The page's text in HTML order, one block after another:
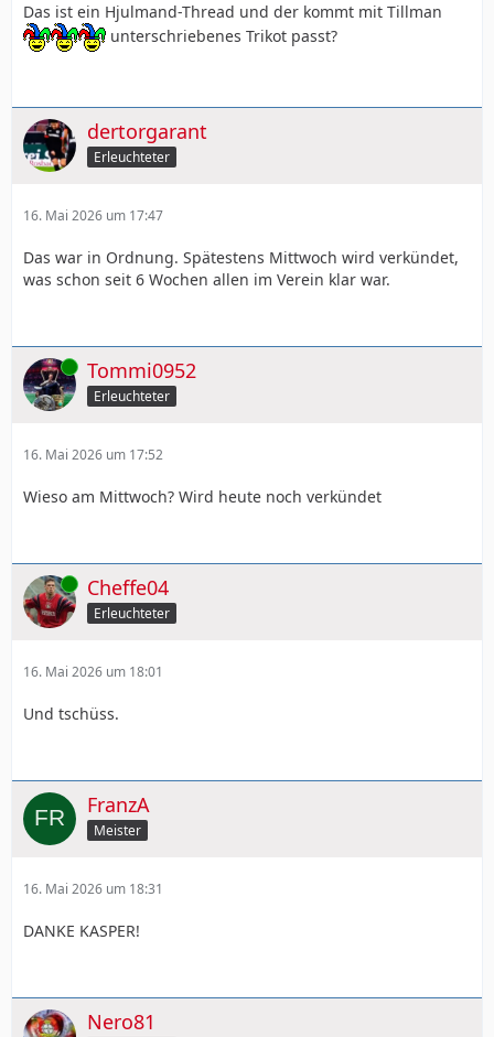
Das ist ein Hjulmand-Thread und der kommt mit Tillman
unterschriebenes Trikot passt?
dertorgarant
Erleuchteter
16. Mai 2026 um 17:47
Das war in Ordnung. Spätestens Mittwoch wird verkündet,
was schon seit 6 Wochen allen im Verein klar war.
Online Tommi0952
Erleuchteter
16. Mai 2026 um 17:52
Wieso am Mittwoch? Wird heute noch verkündet
Online Cheffe04
Erleuchteter
16. Mai 2026 um 18:01
Und tschüss.
FranzA
Meister
16. Mai 2026 um 18:31
DANKE KASPER!
Nero81